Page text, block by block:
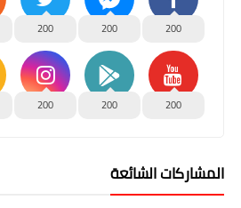
200
200
200
200
200
200
المشاركات الشائعة